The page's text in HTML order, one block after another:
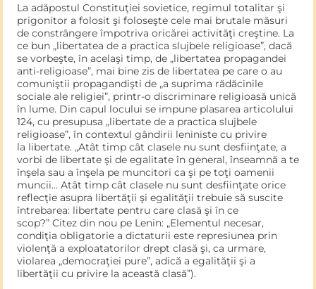
La adăpostul Constituţiei sovietice, regimul totalitar şi
prigo­nitor a folosit şi foloseşte cele mai brutale măsuri
de constrângere împotriva oricărei activităţi creştine. La
ce bun „libertatea de a practica slujbele religioase”, dacă
se vorbeşte, în acelaşi timp, de „libertatea propagandei
anti-religioase”, mai bine zis de libertatea pe care o au
comuniştii propagandişti de „a suprima rădăcinile
sociale ale religiei”, printr-o discriminare religioasă unică
în lume. Din capul locului se impune plasarea articolului
124, cu presupusa „libertate de a practica slujbele
religioase”, în contextul gândirii leniniste cu privire
la libertate. „Atât timp cât clasele nu sunt des­fiinţate, a
vorbi de libertate şi de egalitate în general, înseamnă a te
înşela sau a înşela pe muncitori ca şi pe toţi oamenii
muncii… Atât timp cât clasele nu sunt desfiinţate orice
reflecţie asupra libertăţii şi egalităţii trebuie să suscite
întrebarea: libertate pentru care clasă şi în ce
scop?” Citez din nou pe Lenin: „Elementul necesar,
condiţia obligatorie a dictaturii este represiunea prin
violenţă a exploatatorilor drept clasă şi, ca urmare,
violarea „democraţiei pure”, adică a egalităţii şi a
libertăţii cu privire la această clasă”).